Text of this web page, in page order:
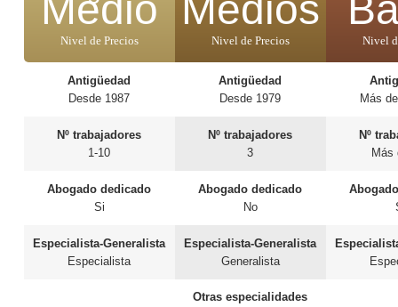
Nivel de Precios
Antigüedad
Desde 1987
Nº trabajadores
1-10
Abogado dedicado
Si
Especialista-Generalista
Especialista
Nivel de Precios
Antigüedad
Desde 1979
Nº trabajadores
3
Abogado dedicado
No
Especialista-Generalista
Generalista
Otras especialidades
Nivel
Más
Nº
Más